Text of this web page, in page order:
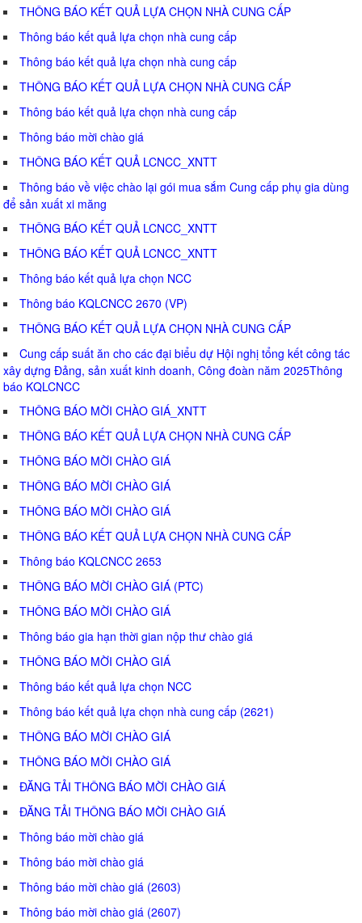
THÔNG BÁO KẾT QUẢ LỰA CHỌN NHÀ CUNG CẤP
Thông báo kết quả lựa chọn nhà cung cấp
Thông báo kết quả lựa chọn nhà cung cấp
THÔNG BÁO KẾT QUẢ LỰA CHỌN NHÀ CUNG CẤP
Thông báo kết quả lựa chọn nhà cung cấp
Thông báo mời chào giá
THÔNG BÁO KẾT QUẢ LCNCC_XNTT
Thông báo về việc chào lại gói mua sắm Cung cấp phụ gia dùng
để sản xuất xi măng
THÔNG BÁO KẾT QUẢ LCNCC_XNTT
THÔNG BÁO KẾT QUẢ LCNCC_XNTT
Thông báo kết quả lựa chọn NCC
Thông báo KQLCNCC 2670 (VP)
THÔNG BÁO KẾT QUẢ LỰA CHỌN NHÀ CUNG CẤP
Cung cấp suất ăn cho các đại biểu dự Hội nghị tổng kết công tác
xây dựng Đảng, sản xuất kinh doanh, Công đoàn năm 2025Thông
báo KQLCNCC
THÔNG BÁO MỜI CHÀO GIÁ_XNTT
THÔNG BÁO KẾT QUẢ LỰA CHỌN NHÀ CUNG CẤP
THÔNG BÁO MỜI CHÀO GIÁ
THÔNG BÁO MỜI CHÀO GIÁ
THÔNG BÁO MỜI CHÀO GIÁ
THÔNG BÁO KẾT QUẢ LỰA CHỌN NHÀ CUNG CẤP
Thông báo KQLCNCC 2653
THÔNG BÁO MỜI CHÀO GIÁ (PTC)
THÔNG BÁO MỜI CHÀO GIÁ
Thông báo gia hạn thời gian nộp thư chào giá
THÔNG BÁO MỜI CHÀO GIÁ
Thông báo kết quả lựa chọn NCC
Thông báo kết quả lựa chọn nhà cung cấp (2621)
THÔNG BÁO MỜI CHÀO GIÁ
THÔNG BÁO MỜI CHÀO GIÁ
ĐĂNG TẢI THÔNG BÁO MỜI CHÀO GIÁ
ĐĂNG TẢI THÔNG BÁO MỜI CHÀO GIÁ
Thông báo mời chào giá
Thông báo mời chào giá
Thông báo mời chào giá (2603)
Thông báo mời chào giá (2607)